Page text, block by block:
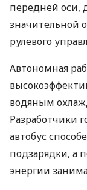
передней оси,
значительной
рулевого
Автономная
водяным
Разработчики
автобус
подзарядки, а
энергии